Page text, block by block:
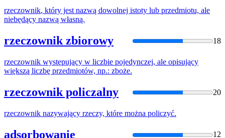
rzeczownik, który jest nazwą dowolnej istoty lub przedmiotu, ale
niebędący nazwą własną.
rzeczownik zbiorowy 18
rzeczownik występujący w liczbie pojedynczej, ale opisujący
większą liczbę przedmiotów, np.: zboże.
rzeczownik policzalny 20
rzeczownik nazywający rzeczy, które można policzyć.
adsorbowanie 12